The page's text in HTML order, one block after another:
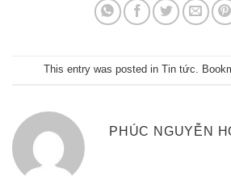
This entry was posted in Tin tức.
PHÚC NGUYỄN